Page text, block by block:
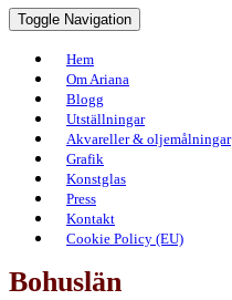
Toggle Navigation
Hem
Om Ariana
Blogg
Utställningar
Akvareller & oljemålningar
Grafik
Konstglas
Press
Kontakt
Cookie Policy (EU)
Bohuslän